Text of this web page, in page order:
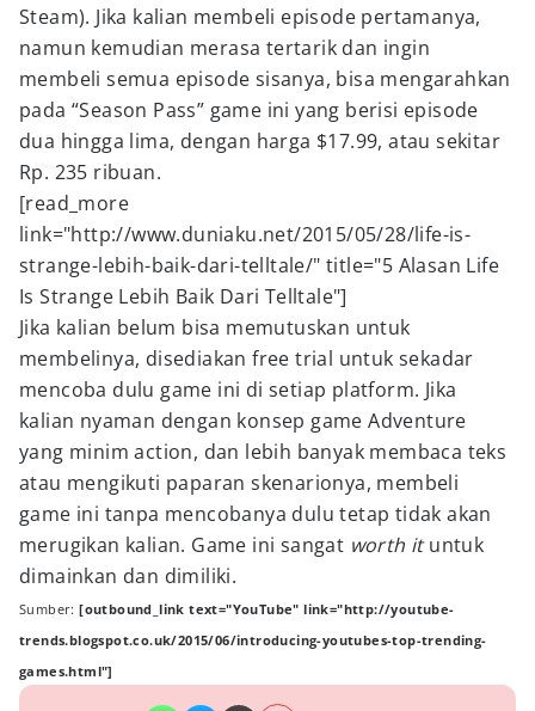
Steam). Jika kalian membeli episode pertamanya,
namun kemudian merasa tertarik dan ingin
membeli semua episode sisanya, bisa mengarahkan
pada “Season Pass” game ini yang berisi episode
dua hingga lima, dengan harga $17.99, atau sekitar
Rp. 235 ribuan.
[read_more
link="http://www.duniaku.net/2015/05/28/life-is-
strange-lebih-baik-dari-telltale/" title="5 Alasan Life
Is Strange Lebih Baik Dari Telltale"]
Jika kalian belum bisa memutuskan untuk
membelinya, disediakan free trial untuk sekadar
mencoba dulu game ini di setiap platform. Jika
kalian nyaman dengan konsep game Adventure
yang minim action, dan lebih banyak membaca teks
atau mengikuti paparan skenarionya, membeli
game ini tanpa mencobanya dulu tetap tidak akan
merugikan kalian. Game ini sangat worth ituntuk
dimainkan dan dimiliki.
Sumber:[outbound_link text="YouTube" link="http://youtube-
trends.blogspot.co.uk/2015/06/introducing-youtubes-top-trending-
games.html"]